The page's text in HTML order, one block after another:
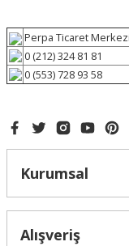
Perpa Ticaret
0 (212) 324 81 81
0 (553) 728 93 58
Kurumsal
Alışveriş